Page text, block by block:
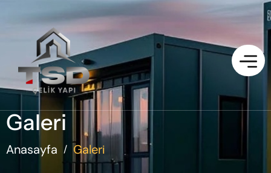
Galeri
Anasayfa / Galeri